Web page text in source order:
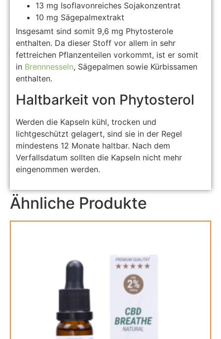
13 mg Isoflavonreiches Sojakonzentrat
10 mg Sägepalmextrakt
Insgesamt sind somit 9,6 mg Phytosterole
enthalten. Da dieser Stoff vor allem in sehr
fettreichen Pflanzenteilen vorkommt, ist er somit
in Brennnesseln, Sägepalmen sowie Kürbissamen
enthalten.
Haltbarkeit von Phytosterol
Werden die Kapseln kühl, trocken und
lichtgeschützt gelagert, sind sie in der Regel
mindestens 12 Monate haltbar. Nach dem
Verfallsdatum sollten die Kapseln nicht mehr
eingenommen werden.
Ähnliche Produkte